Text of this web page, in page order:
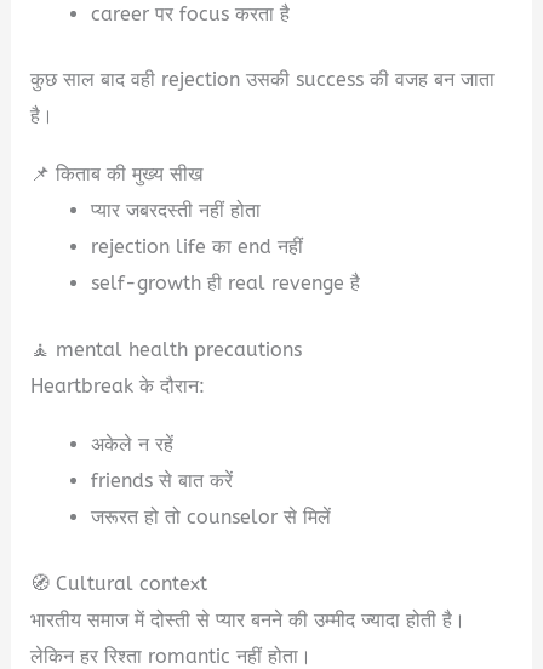
career पर focus करता है
कुछ साल बाद वही rejection उसकी success की वजह बन जाता
है।
📌 किताब की मुख्य सीख
प्यार जबरदस्ती नहीं होता
rejection life का end नहीं
self-growth ही real revenge है
🧘 mental health precautions
Heartbreak के दौरान:
अकेले न रहें
friends से बात करें
जरूरत हो तो counselor से मिलें
🧭 Cultural context
भारतीय समाज में दोस्ती से प्यार बनने की उम्मीद ज्यादा होती है।
लेकिन हर रिश्ता romantic नहीं होता।